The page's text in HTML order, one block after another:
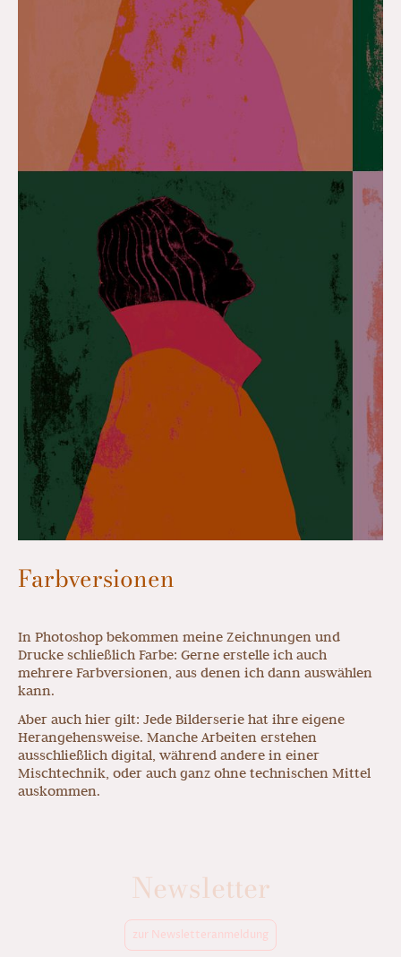
Farbversionen
In Photoshop bekommen meine Zeichnungen und
Drucke schließlich Farbe: Gerne erstelle ich auch
mehrere Farbversionen, aus denen ich dann auswählen
kann.
Aber auch hier gilt: Jede Bilderserie hat ihre eigene
Herangehensweise. Manche Arbeiten erstehen
ausschließlich digital, während andere in einer
Mischtechnik, oder auch ganz ohne technischen Mittel
auskommen.
Newsletter
zur Newsletteranmeldung